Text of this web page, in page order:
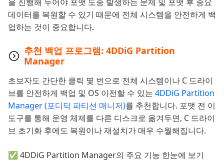
데이터를 복원할 수 있기 때문에 전체 시스템을 안전하게 백
업하는 것이 중요합니다.
추천 백업 프로그램: 4DDiG Partition
Manager
초보자도 간단한 클릭 몇 번으로 전체 시스템이나 C 드라이
브를 안전하게 백업 및 OS 이전할 수 있는 4DDiG Partition
Manager (포디딕 파티션 매니저)를 추천합니다. 포맷 전 이
도구를 통해 운영 체제를 다른 디스크로 옮겨두면, C 드라이
브 초기화 후에도 복원이나 재설치가 매우 수월해집니다.
✅ 4DDiG Partition Manager의 주요 기능 한눈에 보기